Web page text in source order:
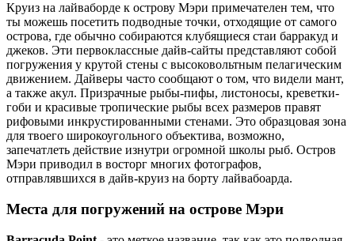
Круиз на лайваборде к острову Мэри примечателен тем, что
ты можешь посетить подводные точки, отходящие от самого
острова, где обычно собираются клубящиеся стаи барракуд и
джеков. Эти первоклассные дайв-сайты представляют собой
погружения у крутой стены с высоковольтным пелагическим
движением. Дайверы часто сообщают о том, что видели мант,
а также акул. Призрачные рыбы-пифы, листоносы, креветки-
гоби и красивые тропические рыбы всех размеров правят
рифовыми инкрустированными стенами. Это образцовая зона
для твоего широкоугольного объектива, возможно,
запечатлеть действие изнутри огромной школы рыб. Остров
Мэри приводил в восторг многих фотографов,
отправлявшихся в дайв-круиз на борту лайвабоарда.
Места для погружений на острове Мэри